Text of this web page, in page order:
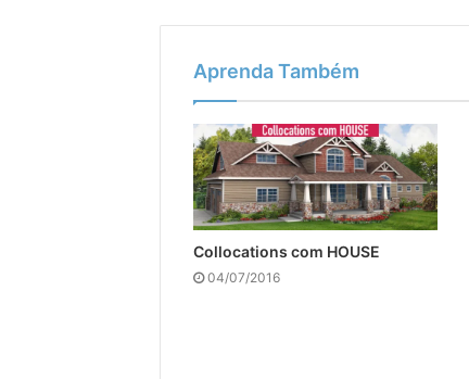
Aprenda Também
Collocations com HOUSE
04/07/2016